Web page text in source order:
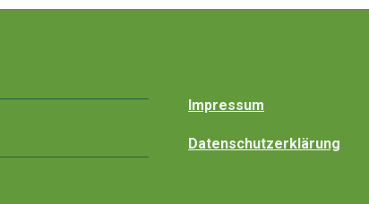
Impressum
Datenschutzerklärung